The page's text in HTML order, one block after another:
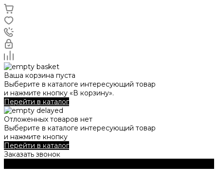
Ваша корзина пуста
Выберите в каталоге интересующий товар
и нажмите кнопку «В корзину».
Перейти в каталог
Отложенных товаров нет
Выберите в каталоге интересующий товар
и нажмите кнопку
Перейти в каталог
Заказать звонок